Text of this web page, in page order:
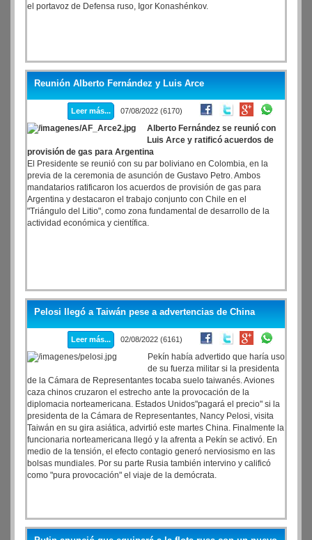
el portavoz de Defensa ruso, Igor Konashénkov.
Reunión Alberto Fernández y Luis Arce
Leer más... 07/08/2022 (6170)
Alberto Fernández se reunió con
Luis Arce y ratificó acuerdos de
provisión de gas para Argentina
El Presidente se reunió con su par boliviano en Colombia, en la
previa de la ceremonia de asunción de Gustavo Petro. Ambos
mandatarios ratificaron los acuerdos de provisión de gas para
Argentina y destacaron el trabajo conjunto con Chile en el
"Triángulo del Litio", como zona fundamental de desarrollo de la
actividad económica y científica.
Pelosi llegó a Taiwán pese a advertencias de China
Leer más... 02/08/2022 (6161)
Pekín había advertido que haría uso
de su fuerza militar si la presidenta
de la Cámara de Representantes tocaba suelo taiwanés. Aviones
caza chinos cruzaron el estrecho ante la provocación de la
diplomacia norteamericana. Estados Unidos"pagará el precio" si la
presidenta de la Cámara de Representantes, Nancy Pelosi, visita
Taiwán en su gira asiática, advirtió este martes China. Finalmente la
funcionaria norteamericana llegó y la afrenta a Pekín se activó. En
medio de la tensión, el efecto contagio generó nerviosismo en las
bolsas mundiales. Por su parte Rusia también intervino y calificó
como "pura provocación" el viaje de la demócrata.